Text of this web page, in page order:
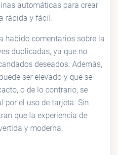
automáticas para crear
rápida y fácil.
habido comentarios sobre la
duplicadas, ya que no
deseados. Además,
ser elevado y que se
o de lo contrario, se
por el uso de tarjeta. Sin
que la experiencia de
y moderna.